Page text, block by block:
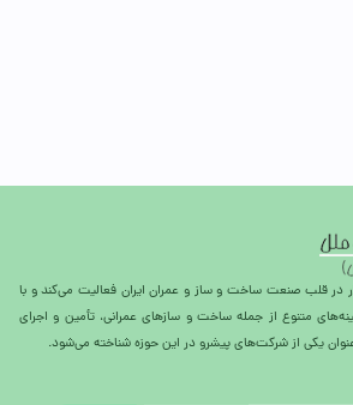
در قلب صنعت ساخت و ساز و عمران ایران فعالیت می‌کند و با
متنوع از جمله ساخت و سازهای عمرانی، تأمین و اجرای
عنوان یکی از شرکت‌های پیشرو در این حوزه شناخته می‌شود.